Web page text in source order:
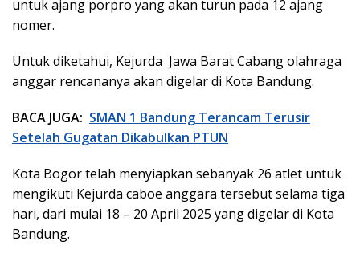
untuk ajang porpro yang akan turun pada 12 ajang
nomer.
Untuk diketahui, Kejurda Jawa Barat Cabang olahraga
anggar rencananya akan digelar di Kota Bandung.
BACA JUGA: SMAN 1 Bandung Terancam Terusir
Setelah Gugatan Dikabulkan PTUN
Kota Bogor telah menyiapkan sebanyak 26 atlet untuk
mengikuti Kejurda caboe anggara tersebut selama tiga
hari, dari mulai 18 – 20 April 2025 yang digelar di Kota
Bandung.